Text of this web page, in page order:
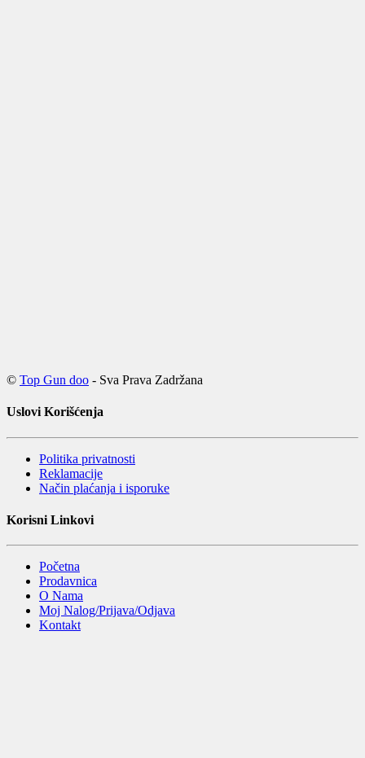
© Top Gun doo - Sva Prava Zadržana
Uslovi Korišćenja
Politika privatnosti
Reklamacije
Način plaćanja i isporuke
Korisni Linkovi
Početna
Prodavnica
O Nama
Moj Nalog/Prijava/Odjava
Kontakt